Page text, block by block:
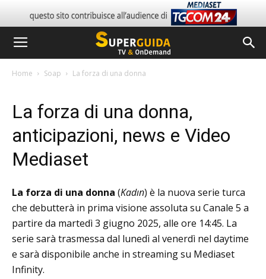
Home Soap La forza di una donna
La forza di una donna,
anticipazioni, news e Video
Mediaset
La forza di una donna (Kadın) è la nuova serie turca
che debutterà in prima visione assoluta su Canale 5 a
partire da martedì 3 giugno 2025, alle ore 14:45. La
serie sarà trasmessa dal lunedì al venerdì nel daytime
e sarà disponibile anche in streaming su Mediaset
Infinity.